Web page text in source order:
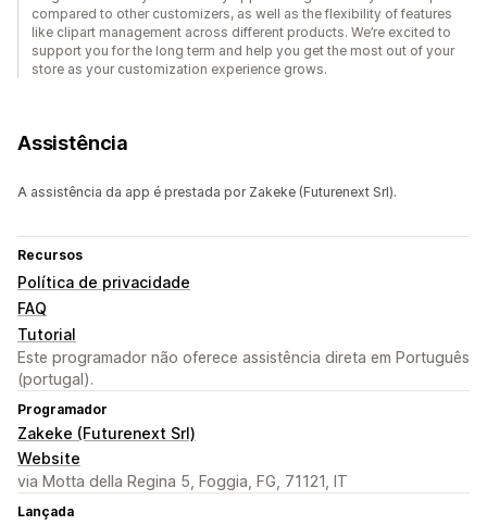
compared to other customizers, as well as the flexibility of features
like clipart management across different products. We’re excited to
support you for the long term and help you get the most out of your
store as your customization experience grows.
Assistência
A assistência da app é prestada por Zakeke (Futurenext Srl).
Recursos
Política de privacidade
FAQ
Tutorial
Este programador não oferece assistência direta em Português
(portugal).
Programador
Zakeke (Futurenext Srl)
Website
via Motta della Regina 5, Foggia, FG, 71121, IT
Lançada